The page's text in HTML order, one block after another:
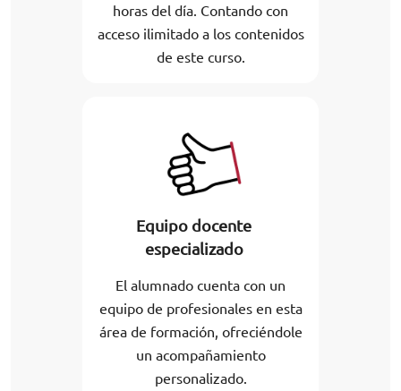
horas del día. Contando con
acceso ilimitado a los contenidos
de este curso.
Equipo docente
especializado
El alumnado cuenta con un
equipo de profesionales en esta
área de formación, ofreciéndole
un acompañamiento
personalizado.